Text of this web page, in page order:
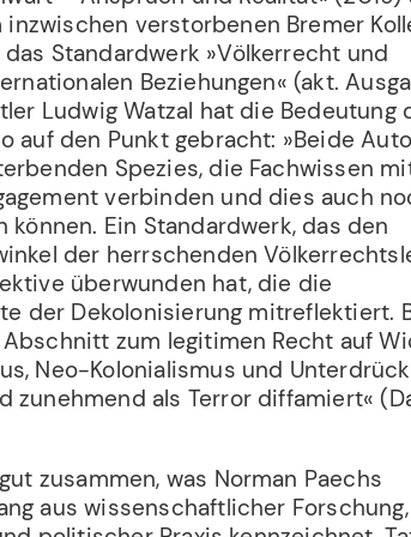
verstorbenen Bremer
Standardwerk »Völkerrecht und
Beziehungen« (akt.
Ludwig Watzal hat die Bedeutung
auf den Punkt gebracht: »Beide
Spezies, die Fachwissen
verbinden und dies auch
Ein Standardwerk, das den
der herrschenden
überwunden hat, die die
der Dekolonisierung mitreflektiert.
zum legitimen Recht auf
Neo-Kolonialismus und
zunehmend als Terror diffamiert«
zusammen, was Norman Paechs
aus wissenschaftlicher Forschung,